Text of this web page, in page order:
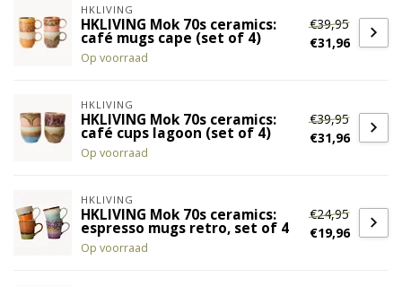
HKLIVING
HKLIVING Mok 70s ceramics:
café mugs cape (set of 4)
Op voorraad
€39,95
€31,96
HKLIVING
HKLIVING Mok 70s ceramics:
café cups lagoon (set of 4)
Op voorraad
€39,95
€31,96
HKLIVING
HKLIVING Mok 70s ceramics:
espresso mugs retro, set of 4
Op voorraad
€24,95
€19,96